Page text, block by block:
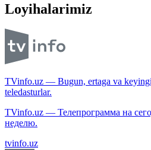
Loyihalarimiz
TVinfo.uz — Bugun, ertaga va
teledasturlar.
TVinfo.uz — Телепрограмма на
неделю.
tvinfo.uz